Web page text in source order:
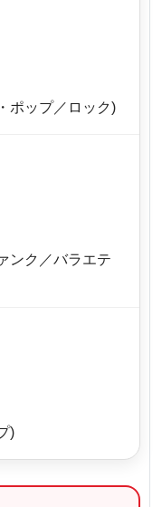
ポップ／ロック)
ンク／バラエテ
)